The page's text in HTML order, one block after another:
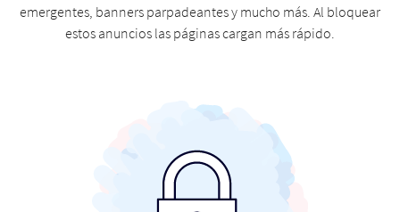
emergentes, banners parpadeantes y mucho más. Al bloquear
estos anuncios las páginas cargan más rápido.